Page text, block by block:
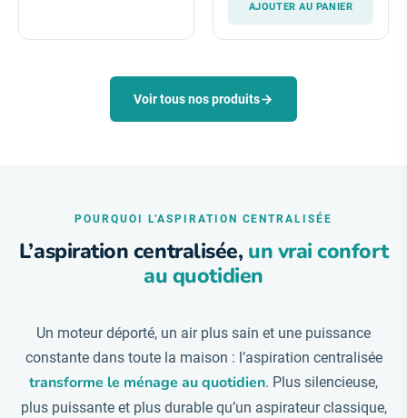
AJOUTER AU PANIER
Voir tous nos produits
POURQUOI L’ASPIRATION CENTRALISÉE
L’aspiration centralisée, un vrai confort
au quotidien
Un moteur déporté, un air plus sain et une puissance
constante dans toute la maison : l’aspiration centralisée
transforme le ménage au quotidien. Plus silencieuse,
plus puissante et plus durable qu’un aspirateur classique,